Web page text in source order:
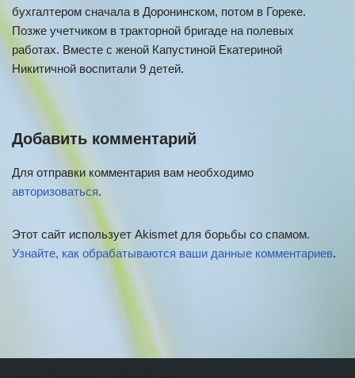
бухгалтером сначала в Доронинском, потом в Гореке.
Позже учетчиком в тракторной бригаде на полевых
работах. Вместе с женой Капустиной Екатериной
Никитичной воспитали 9 детей.
Добавить комментарий
Для отправки комментария вам необходимо
авторизоваться.
Этот сайт использует Akismet для борьбы со спамом.
Узнайте, как обрабатываются ваши данные комментариев.